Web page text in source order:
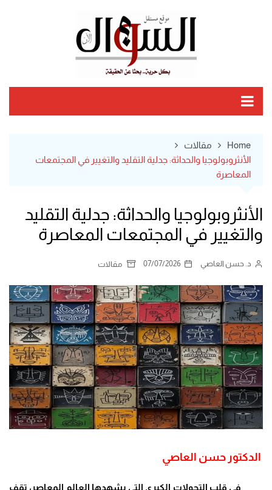
Home
مقالات
الأنثروبولوجيا والحداثة: جدلية التقليد والتغيير في المجتمعات
المعاصرة
الأنثروبولوجيا والحداثة: جدلية التقليد
والتغيير في المجتمعات المعاصرة
د. حسن العاصي 07/07/2026 مقالات
الدكتور حسن العاصي
في قلب التحولات الكبرى التي يشهدها العالم المعاصر، تقف